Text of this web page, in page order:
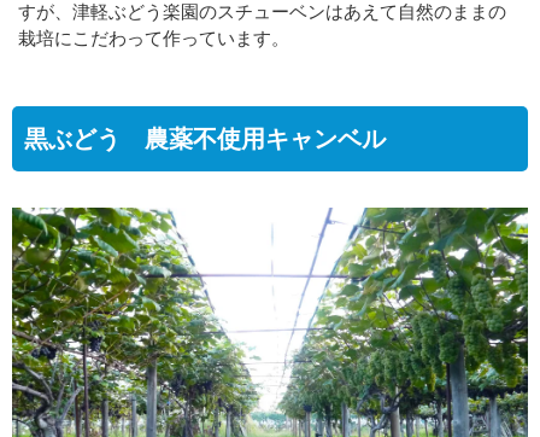
すが、津軽ぶどう楽園のスチューベンはあえて自然のままの
栽培にこだわって作っています。
黒ぶどう 農薬不使用キャンベル